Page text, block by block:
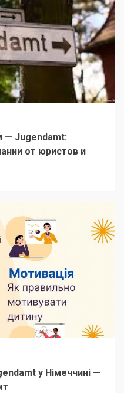
Jugendamt:
от юристов и
у Німеччині —